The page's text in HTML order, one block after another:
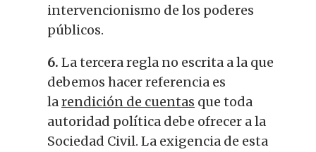
intervencionismo de los poderes
públicos.
6. La tercera regla no escrita a la que
debemos hacer referencia es
larendición de cuentas que toda
autoridad política debe ofrecer a la
Sociedad Civil. La exigencia de esta